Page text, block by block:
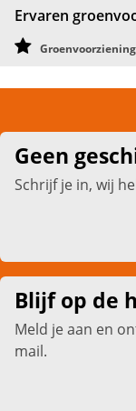
Ervaren
Groenvoorziening
Geen
Schrijf je in, wij
Blijf op de
Meld je aan en
mail.